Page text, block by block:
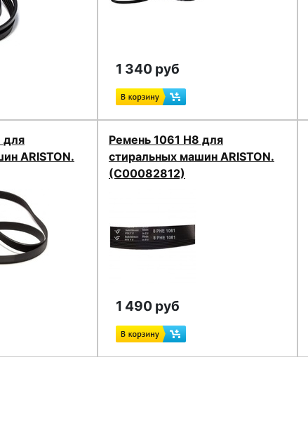
1 340 руб
для
ARISTON.
Ремень 1061 H8 для
стиральных машин ARISTON.
(C00082812)
1 490 руб